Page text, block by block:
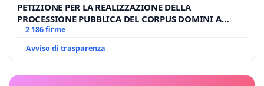
PETIZIONE PER LA REALIZZAZIONE DELLA
PROCESSIONE PUBBLICA DEL CORPUS DOMINI A
MILANO
2 186 firme
Avviso di trasparenza